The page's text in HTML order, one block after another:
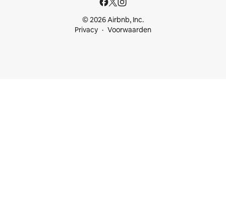
© 2026 Airbnb, Inc.
Privacy
Voorwaarden